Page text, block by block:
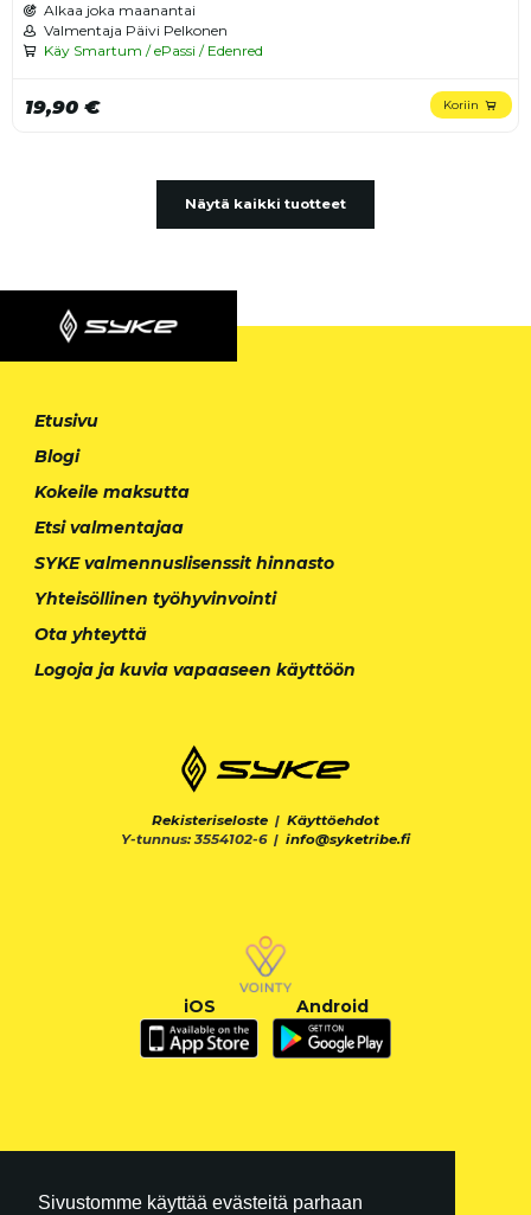
Sivustomme käyttää evästeitä parhaan
Alkaa joka maanantai
Valmentaja Päivi Pelkonen
Käy Smartum / ePassi / Edenred
19,90 € Koriin
Näytä kaikki tuotteet
Etusivu
Blogi
Kokeile maksutta
Etsi valmentajaa
SYKE valmennuslisenssit hinnasto
Yhteisöllinen työhyvinvointi
Ota yhteyttä
Logoja ja kuvia vapaaseen käyttöön
Rekisteriseloste | Käyttöehdot
Y-tunnus: 3554102-6 | info@syketribe.fi
iOS Android